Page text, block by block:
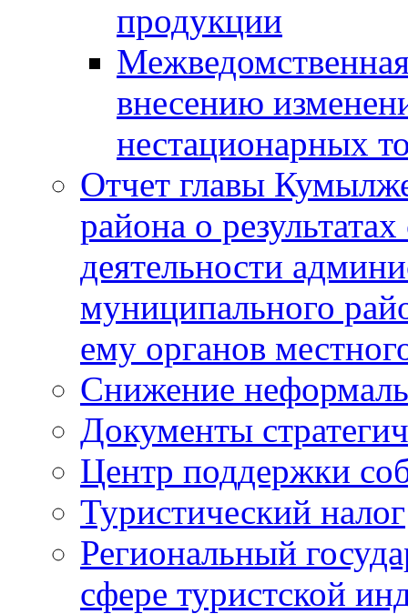
продукции
внесению
нестационарных
Отчет главы
района о
деятельности
муниципального
ему органов
Снижение
Документы
Центр поддержки
Туристический налог
Региональный
сфере туристской